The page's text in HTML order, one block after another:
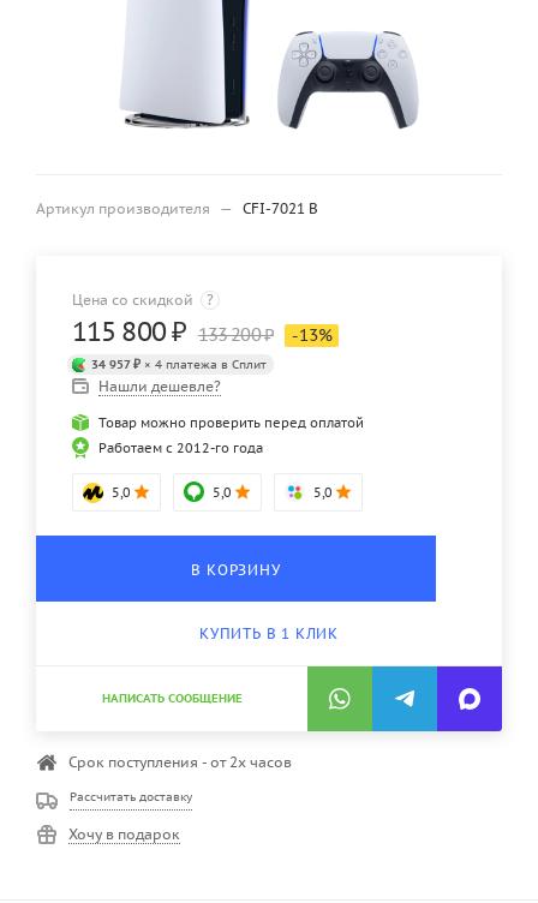
Артикул производителя — CFI-7021 B
Цена со скидкой ?
115 800₽ 133 200₽ -13%
34 957 ₽ × 4 платежа в Сплит
Нашли дешевле?
Товар можно проверить перед оплатой
Работаем с 2012-го года
5,0 5,0 5,0
В КОРЗИНУ
КУПИТЬ В 1 КЛИК
НАПИСАТЬ СООБЩЕНИЕ
Срок поступления - от 2х часов
Рассчитать доставку
Хочу в подарок